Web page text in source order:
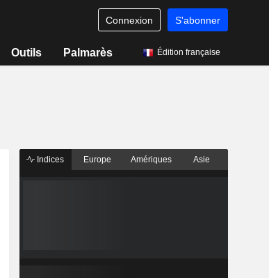
Connexion S'abonner
Outils Palmarès Édition française
Indices Europe Amériques Asie